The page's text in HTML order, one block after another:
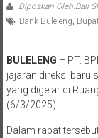
Diposkan Oleh:Bali
Bank Buleleng
BULELENG – PT.
jajaran direksi baru
yang digelar di
(6/3/2025).
Dalam rapat